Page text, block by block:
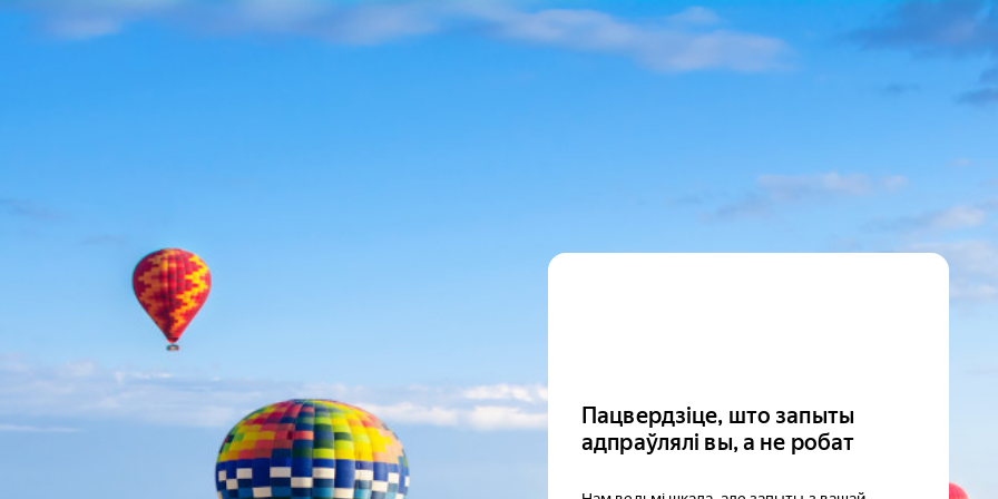
Пацвердзіце, што запыты
адпраўлялі вы, а не робат